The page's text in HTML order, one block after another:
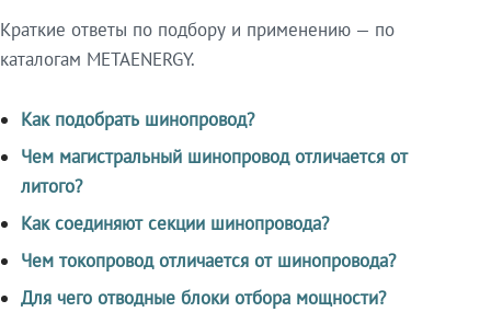
Краткие ответы по подбору и применению — по
каталогам METAENERGY.
Как подобрать шинопровод?
Чем магистральный шинопровод отличается от
литого?
Как соединяют секции шинопровода?
Чем токопровод отличается от шинопровода?
Для чего отводные блоки отбора мощности?